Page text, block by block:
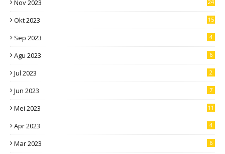
Nov 2023 24
Okt 2023 15
Sep 2023 4
Agu 2023 6
Jul 2023 2
Jun 2023 7
Mei 2023 11
Apr 2023 4
Mar 2023 6